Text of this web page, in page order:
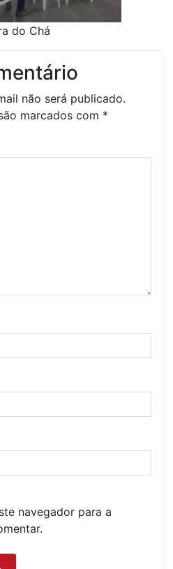
do Chá
não será publicado.
marcados com *
navegador para a